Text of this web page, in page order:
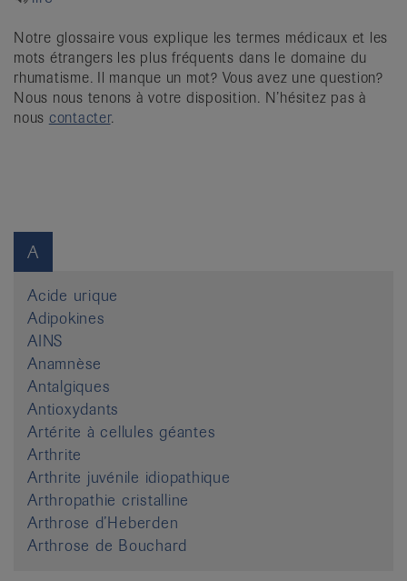
Notre glossaire vous explique les termes médicaux et les
mots étrangers les plus fréquents dans le domaine du
rhumatisme. Il manque un mot? Vous avez une question?
Nous nous tenons à votre disposition. N’hésitez pas à
nous contacter.
A
Acide urique
Adipokines
AINS
Anamnèse
Antalgiques
Antioxydants
Artérite à cellules géantes
Arthrite
Arthrite juvénile idiopathique
Arthropathie cristalline
Arthrose d’Heberden
Arthrose de Bouchard